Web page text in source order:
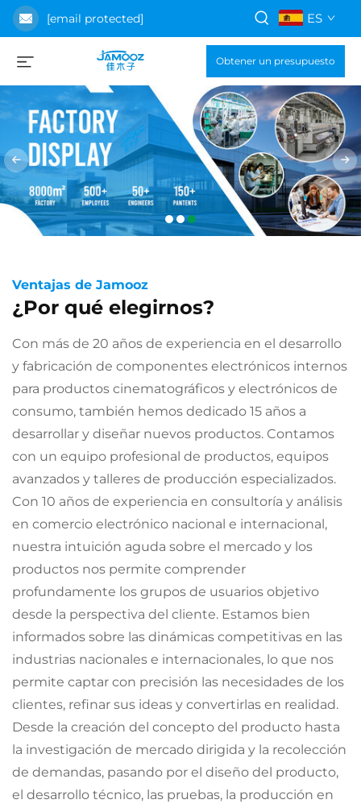
[email protected] ES
Obtener un presupuesto
Ventajas de Jamooz
¿Por qué elegirnos?
Con más de 20 años de experiencia en el desarrollo
y fabricación de componentes electrónicos internos
para productos cinematográficos y electrónicos de
consumo, también hemos dedicado 15 años a
desarrollar y diseñar nuevos productos. Contamos
con un equipo profesional de productos, equipos
avanzados y talleres de producción especializados.
Con 10 años de experiencia en consultoría y análisis
en comercio electrónico nacional e internacional,
nuestra intuición aguda sobre el mercado y los
productos nos permite comprender
profundamente los grupos de usuarios objetivo
desde la perspectiva del cliente. Estamos bien
informados sobre las dinámicas competitivas en las
industrias nacionales e internacionales, lo que nos
permite captar con precisión las necesidades de los
clientes, refinar sus ideas y convertirlas en realidad.
Desde la creación del concepto del producto hasta
la investigación de mercado dirigida y la recolección
de demandas, pasando por el diseño del producto,
el desarrollo técnico, las pruebas, la producción en